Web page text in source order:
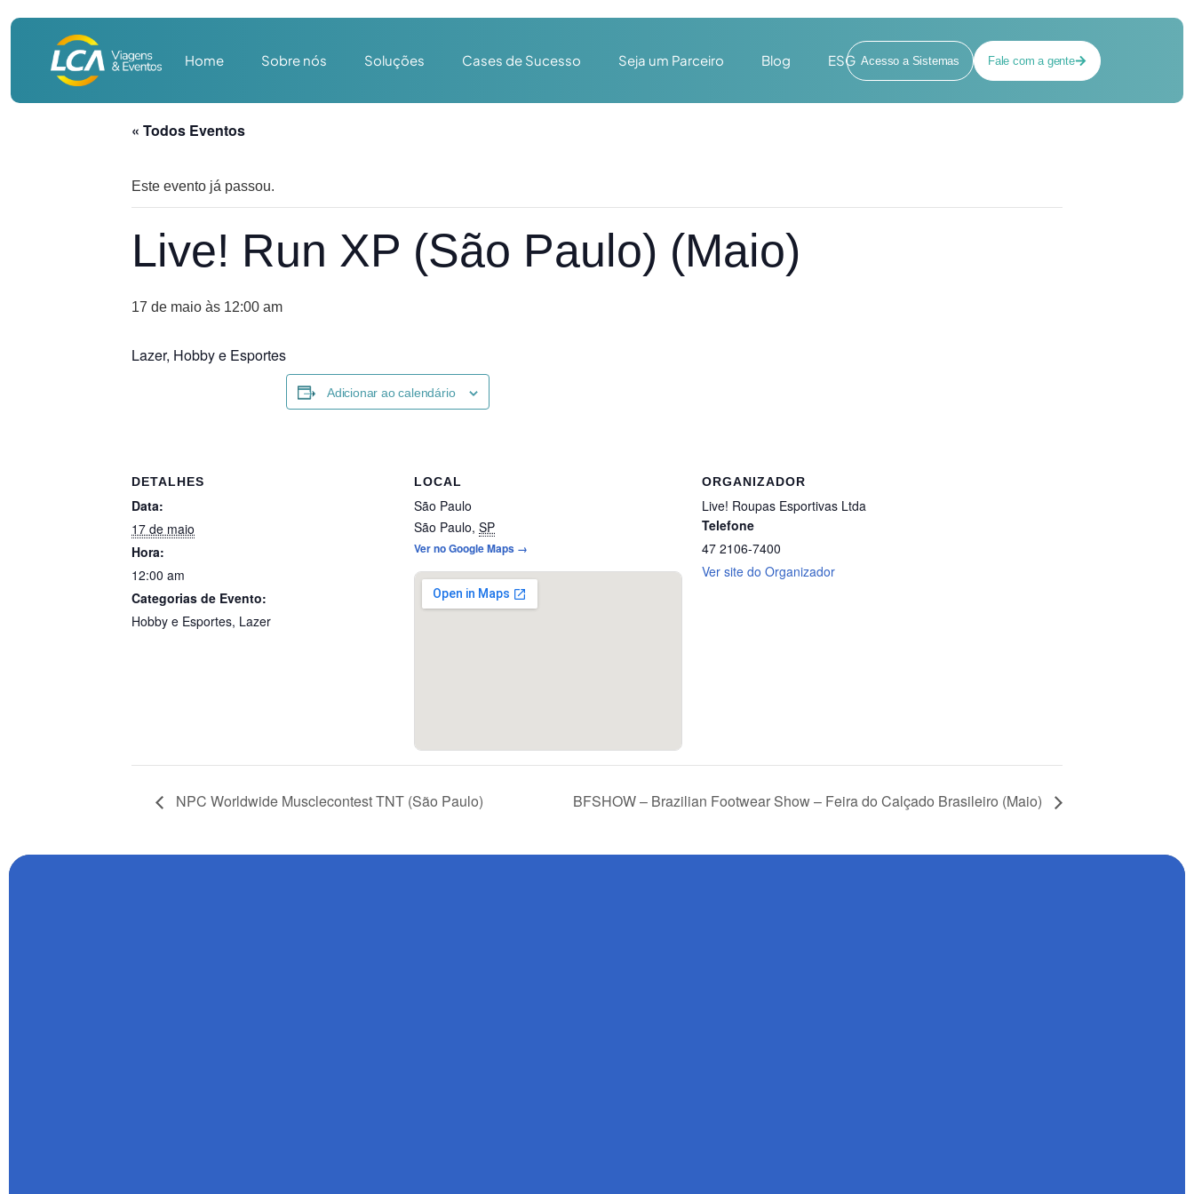
Home Sobre nós Soluções Cases de Sucesso Seja um Parceiro Blog ESG Acesso a Sistemas Fale com a gente
« Todos Eventos
Este evento já passou.
Live! Run XP (São Paulo) (Maio)
17 de maio às 12:00 am
Lazer, Hobby e Esportes
Adicionar ao calendário
DETALHES
Data:
17 de maio
Hora:
12:00 am
Categorias de Evento:
Hobby e Esportes, Lazer
LOCAL
São Paulo
São Paulo, SP
Ver no Google Maps →
ORGANIZADOR
Live! Roupas Esportivas Ltda
Telefone
47 2106-7400
Ver site do Organizador
NPC Worldwide Musclecontest TNT (São Paulo) BFSHOW – Brazilian Footwear Show – Feira do Calçado Brasileiro (Maio)